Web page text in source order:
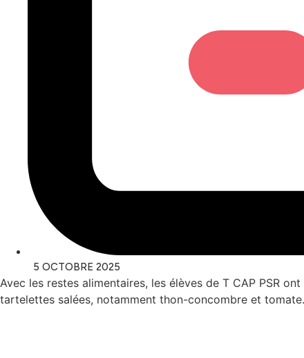
5 OCTOBRE 2025
Avec les restes alimentaires, les élèves de T CAP PSR
tartelettes salées, notamment thon-concombre et tomate.